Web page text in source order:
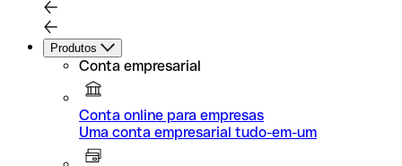
Produtos
Conta empresarial
Conta online para empresas
Uma conta empresarial tudo-em-um